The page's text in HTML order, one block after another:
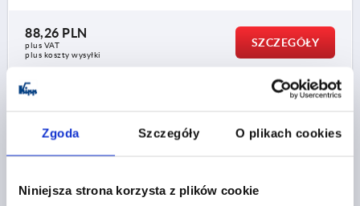
Zgoda Szczegóły O plikach cookies
Niniejsza strona korzysta z plików cookie
88,26 PLN
plus VAT
plus koszty wysyłki
SZCZEGÓŁY